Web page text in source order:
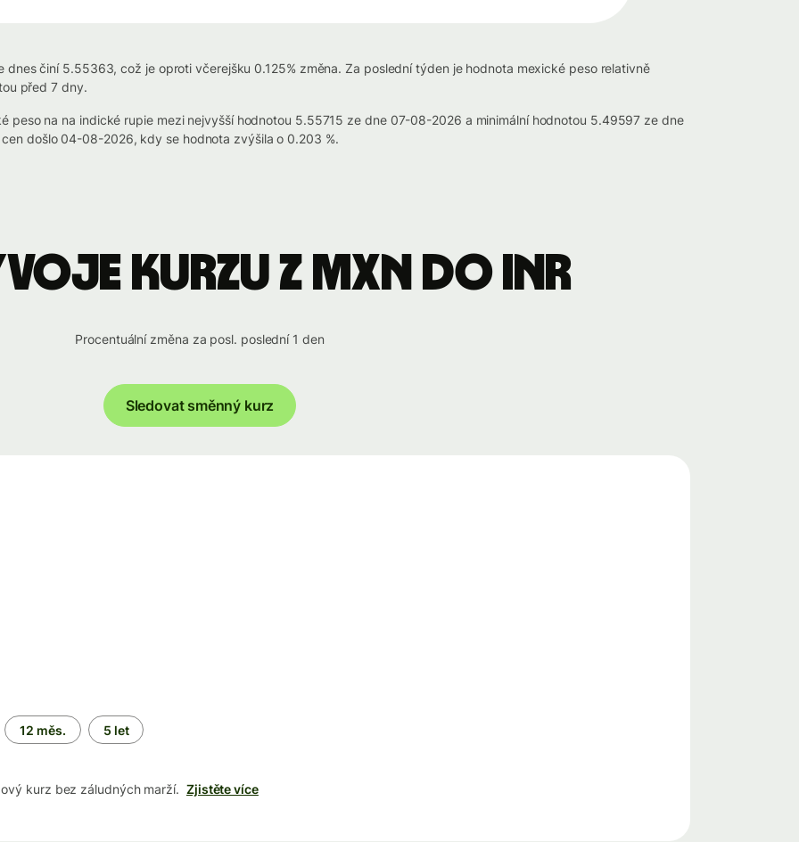
činí 5.55363, což je oproti včerejšku 0.125% změna. Za poslední týden je hodnota mexické peso relativně
před 7 dny.
peso na na indické rupie mezi nejvyšší hodnotou 5.55715 ze dne 07-08-2026 a minimální hodnotou 5.49597 ze dne
došlo 04-08-2026, kdy se hodnota zvýšila o 0.203 %.
kurzu z MXN do INR
Procentuální změna za posl. poslední 1 den
Sledovat směnný kurz
12 měs. 5 let
kurz bez záludných marží. Zjistěte více